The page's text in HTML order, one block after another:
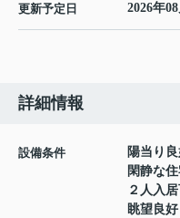
更新予定日 2026年
詳細情報
設備条件
陽当り
閑静な
２人入
眺望良好